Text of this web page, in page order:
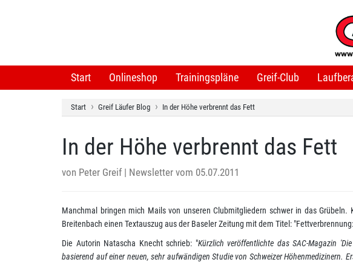
Start Onlineshop Trainingspläne Greif-Club
Start Greif Läufer Blog In der Höhe verbrennt das Fett
In der Höhe verbrennt das Fett
von Peter Greif | Newsletter vom 05.07.2011
Manchmal bringen mich Mails von unseren Clubmitgliedern schwer in das
Breitenbach einen Textauszug aus der Baseler Zeitung mit dem Titel: "Fettverbrennung:
Die Autorin Natascha Knecht schrieb: "Kürzlich veröffentlichte das SAC-Magazin
basierend auf einer neuen, sehr aufwändigen Studie von Schweizer Höhenmedizinern.